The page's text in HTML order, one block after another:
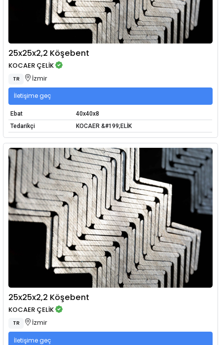
25x25x2,2 Köşebent
KOCAER ÇELİK
TR İzmir
İletişime geç
Ebat
40x40x8
Tedarikçi
KOCAER &#199;ELİK
25x25x2,2 Köşebent
KOCAER ÇELİK
TR İzmir
İletişime geç